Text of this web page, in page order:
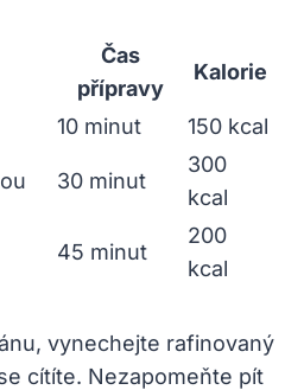
Čas
přípravy
Kalorie
10 minut 150 kcal
30 minut
300
kcal
45 minut
200
kcal
vynechejte rafinovaný
cítíte. Nezapomeňte pít